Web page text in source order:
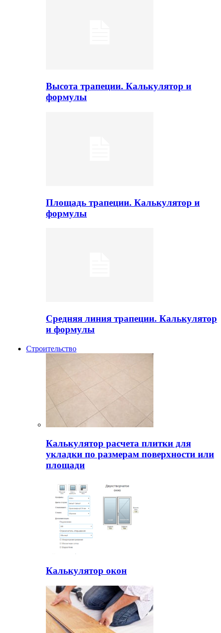
Высота трапеции. Калькулятор и
формулы
Площадь трапеции. Калькулятор и
формулы
Средняя линия трапеции. Калькулятор
и формулы
Строительство
Калькулятор расчета плитки для
укладки по размерам поверхности или
площади
Калькулятор окон